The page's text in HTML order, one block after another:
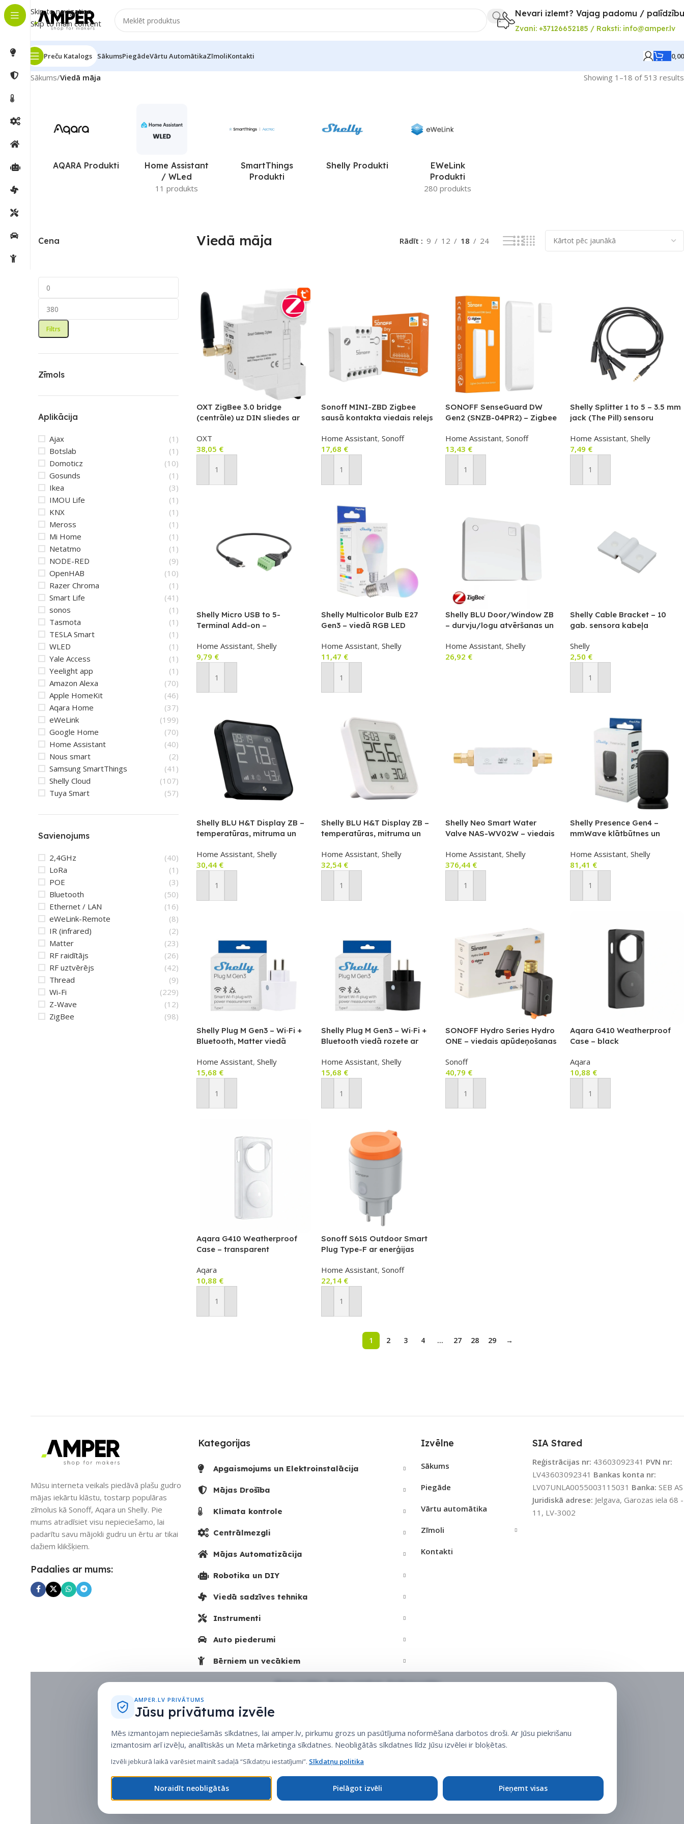
Skip to navigation
Skip to main content
Nevari izlemt? Vajag padomu /
Zvani: +37126652185 / Raksti: info@amper.lv
Preču Katalogs SākumsPiegādeVārtu AutomātikaZīmoliKontakti
Sākums/Viedā māja Showing 1–18 of 513 results
AQARA Produkti
Home Assistant
/ WLed
11 produkts
SmartThings
Produkti
Shelly Produkti
EWeLink
Produkti
280 produkts
Cena
Filtrs
Zīmols
Aplikācija
Ajax
(1)
Botslab
(1)
Domoticz
(10)
Gosunds
(1)
Ikea
(3)
IMOU Life
(1)
KNX
(1)
Meross
(1)
Mi Home
(1)
Netatmo
(1)
NODE-RED
(9)
OpenHAB
(10)
Razer Chroma
(1)
Smart Life
(41)
sonos
(1)
Tasmota
(1)
TESLA Smart
(1)
WLED
(1)
Yale Access
(1)
Yeelight app
(1)
Amazon Alexa
(70)
Apple HomeKit
(46)
Aqara Home
(37)
eWeLink
(199)
Google Home
(70)
Home Assistant
(40)
Nous smart
(2)
Samsung SmartThings
(41)
Shelly Cloud
(107)
Tuya Smart
(57)
Savienojums
2,4GHz
(40)
LoRa
(1)
POE
(3)
Bluetooth
(50)
Ethernet / LAN
(16)
eWeLink-Remote
(8)
IR (infrared)
(2)
Matter
(23)
RF raidītājs
(26)
RF uztvērējs
(42)
Thread
(9)
Wi-Fi
(229)
Z-Wave
(12)
ZigBee
(98)
Viedā māja Rādīt 9 12 18 24
OXT ZigBee 3.0 bridge
(centrāle) uz DIN sliedes ar
Smart Life (T708A)
OXT
38,05 €
Pievienot Grozam
Sonoff MINI-ZBD Zigbee
sausā kontakta viedais relejs
garāžas vārtiem, katlam u.c.
Home Assistant, Sonoff
17,68 €
Pievienot Grozam
SONOFF SenseGuard DW
Gen2 (SNZB-04PR2) – Zigbee
sensors, balts
Home Assistant, Sonoff
13,43 €
Pievienot Grozam
Shelly Splitter 1 to 5 – 3.5 mm
jack (The Pill) sensoru
Home Assistant, Shelly
7,49 €
Pievienot Grozam
Shelly Micro USB to 5-
Terminal Add-on –
The Pill by Shelly sensoru
pieslēgšanai
Home Assistant, Shelly
9,79 €
Pievienot Grozam
Shelly Multicolor Bulb E27
Gen3 – viedā RGB LED
Bluetooth, Matter)
Home Assistant, Shelly
11,47 €
Pievienot Grozam
Shelly BLU Door/Window ZB
– durvju/logu atvēršanas un
sensoru (Bluetooth + Zigbee),
balts
Home Assistant, Shelly
26,92 €
Shelly Cable Bracket – 10
gab. sensora kabeļa
Gen4
Shelly
2,50 €
Pievienot Grozam
Shelly BLU H&T Display ZB –
temperatūras, mitruma un
e‑paper displeju
(Zigbee/Bluetooth), melns
Home Assistant, Shelly
30,44 €
Pievienot Grozam
Shelly BLU H&T Display ZB –
temperatūras, mitruma un
paper displeju (Zigbee +
Bluetooth), balts
Home Assistant, Shelly
32,54 €
Pievienot Grozam
Shelly Neo Smart Water
Valve NAS-WV02W – viedais
plūsmas, spiediena un
temperatūras mērīšanu
Home Assistant, Shelly
376,44 €
Pievienot Grozam
Shelly Presence Gen4 –
mmWave klātbūtnes un
Wi‑Fi, Bluetooth, Matter),
melns
Home Assistant, Shelly
81,41 €
Pievienot Grozam
Shelly Plug M Gen3 – Wi‑Fi +
Bluetooth, Matter viedā
monitoringu (balta)
Home Assistant, Shelly
15,68 €
Pievienot Grozam
Shelly Plug M Gen3 – Wi‑Fi +
Bluetooth viedā rozete ar
(Matter), melna
Home Assistant, Shelly
15,68 €
Pievienot Grozam
SONOFF Hydro Series Hydro
ONE – viedais apūdeņošanas
Zigbee/Bluetooth (SWV-ZFE)
Sonoff
40,79 €
Pievienot Grozam
Aqara G410 Weatherproof
Case – black
Aqara
10,88 €
Pievienot Grozam
Aqara G410 Weatherproof
Case – transparent
Aqara
10,88 €
Pievienot Grozam
Sonoff S61S Outdoor Smart
Plug Type-F ar enerģijas
(IP44, 16A) – S61STPF-PM-O
Home Assistant, Sonoff
22,14 €
Pievienot Grozam
1 2 3 4 … 27 28 29 →
Mūsu interneta veikals piedāvā plašu gudro
mājas iekārtu klāstu, tostarp populāras
zīmolus kā Sonoff, Aqara un Shelly. Pie
mums atradīsiet visu nepieciešamo, lai
padarītu savu mājokli gudru un ērtu ar tikai
dažiem klikšķiem.
Padalies ar mums:
Kategorijas
Apgaismojums un Elektroinstalācija
Mājas Drošība
Klimata kontrole
Centrālmezgli
Mājas Automatizācija
Robotika un DIY
Viedā sadzīves tehnika
Instrumenti
Auto piederumi
Bērniem un vecākiem
Izvēlne
Sākums
Piegāde
Vārtu automātika
Zīmoli
Kontakti
SIA Stared
Reģistrācijas nr: 43603092341 PVN nr:
LV43603092341 Bankas konta nr:
LV07UNLA0055003115031 Banka: SEB AS
Juridiskā adrese: Jelgava, Garozas iela 68 -
11, LV-3002
AMPER.LV PRIVĀTUMS
Jūsu privātuma izvēle
Mēs izmantojam nepieciešamās sīkdatnes, lai amper.lv, pirkumu grozs un pasūtījuma noformēšana darbotos droši. Ar Jūsu piekrišanu
izmantosim arī izvēļu, analītiskās un Meta mārketinga sīkdatnes. Neobligātās sīkdatnes līdz Jūsu izvēlei ir bloķētas.
Izvēli jebkurā laikā varēsiet mainīt sadaļā “Sīkdatņu iestatījumi”. Sīkdatņu politika
Noraidīt neobligātās Pielāgot izvēli Pieņemt visas
Sīkdatņu politika• Sīkdatņu iestatījumi •Privātuma politika